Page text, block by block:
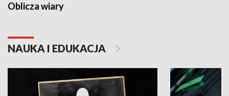
Oblicza wiary
NAUKA I EDUKACJA